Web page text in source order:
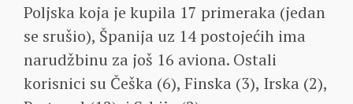
Poljska koja je kupila 17 primeraka (jedan
se srušio), Španija uz 14 postojećih ima
narudžbinu za još 16 aviona. Ostali
korisnici su Češka (6), Finska (3), Irska (2),